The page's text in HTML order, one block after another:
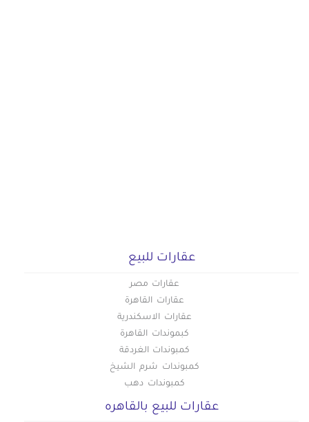
عقارات للبيع
عقارات مصر
عقارات القاهرة
عقارات الاسكندرية
كبموندات القاهرة
كمبوندات الغردقة
كمبوندات شرم الشيخ
كمبوندات دهب
عقارات للبيع بالقاهره